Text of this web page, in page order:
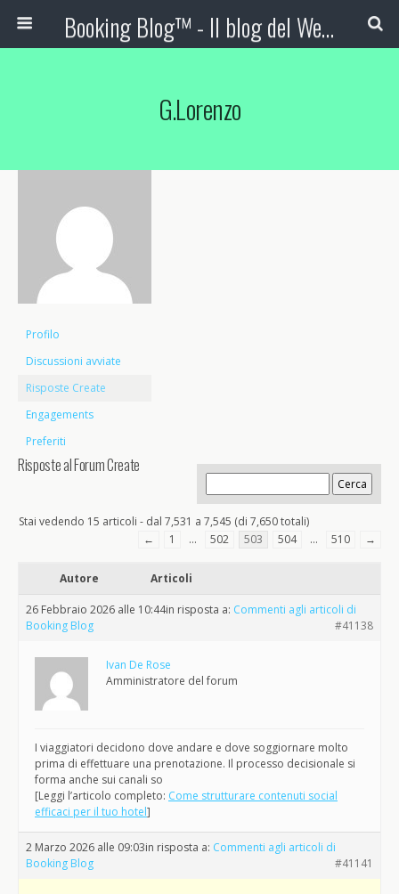
Booking Blog™ - Il blog del Web Marketing Turistico
G.lorenzo
Profilo
Discussioni avviate
Risposte Create
Engagements
Preferiti
Risposte al Forum Create
Stai vedendo 15 articoli - dal 7,531 a 7,545 (di 7,650 totali)
←
1 … 502 503 504 … 510 →
Autore Articoli
26 Febbraio 2026 alle 10:44in risposta a: Commenti agli articoli di
Booking Blog
#41138
Ivan De Rose
Amministratore del forum
I viaggiatori decidono dove andare e dove soggiornare molto
prima di effettuare una prenotazione. Il processo decisionale si
forma anche sui canali so
[Leggi l’articolo completo: Come strutturare contenuti social
efficaci per il tuo hotel]
2 Marzo 2026 alle 09:03in risposta a: Commenti agli articoli di
Booking Blog
#41141